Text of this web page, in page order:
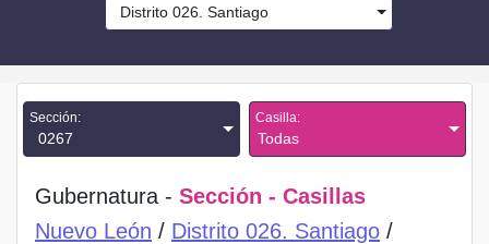
Distrito 026. Santiago
Sección:
0267
Casilla:
Todas
Gubernatura - Sección - Casillas
Nuevo León / Distrito 026. Santiago /